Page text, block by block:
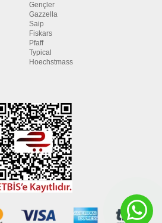
Gençler
Gazzella
Saip
Fiskars
Pfaff
Typical
Hoechstmass